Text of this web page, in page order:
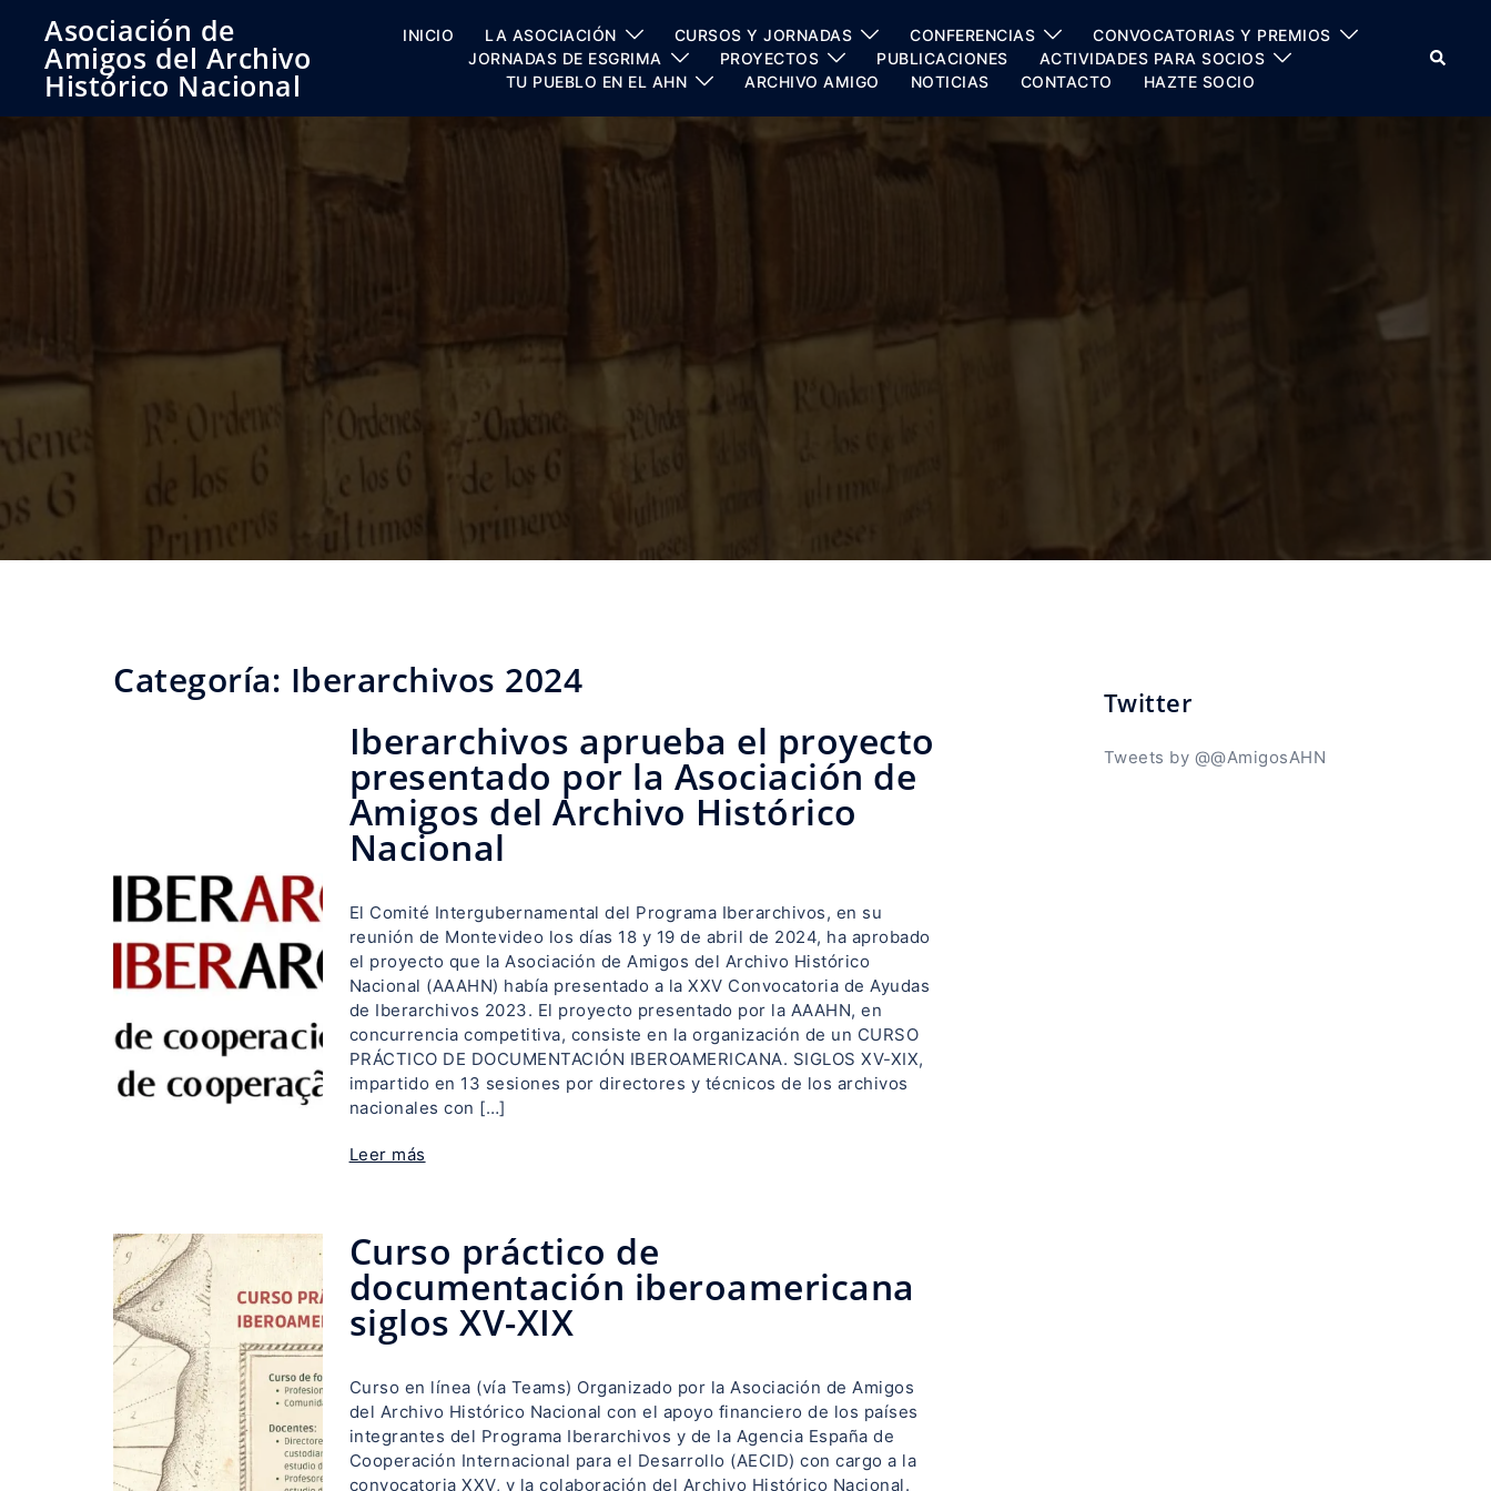
contenido
Asociación de
Amigos del Archivo
Histórico Nacional
INICIO LA ASOCIACIÓN CURSOS Y JORNADAS CONFERENCIAS
CONVOCATORIAS Y PREMIOS
JORNADAS DE ESGRIMA
PROYECTOS PUBLICACIONES
ACTIVIDADES PARA SOCIOS
TU PUEBLO EN EL AHN
ARCHIVO AMIGO NOTICIAS CONTACTO HAZTE SOCIO
Buscar
Categoría: Iberarchivos 2024
Iberarchivos aprueba el proyecto
presentado por la Asociación de
Amigos del Archivo Histórico
Nacional
El Comité Intergubernamental del Programa Iberarchivos, en su
reunión de Montevideo los días 18 y 19 de abril de 2024, ha aprobado
el proyecto que la Asociación de Amigos del Archivo Histórico
Nacional (AAAHN) había presentado a la XXV Convocatoria de Ayudas
de Iberarchivos 2023. El proyecto presentado por la AAAHN, en
concurrencia competitiva, consiste en la organización de un CURSO
PRÁCTICO DE DOCUMENTACIÓN IBEROAMERICANA. SIGLOS XV-XIX,
impartido en 13 sesiones por directores y técnicos de los archivos
nacionales con […]
Leer más
Curso práctico de
documentación iberoamericana
siglos XV-XIX
Curso en línea (vía Teams) Organizado por la Asociación de Amigos
del Archivo Histórico Nacional con el apoyo financiero de los países
integrantes del Programa Iberarchivos y de la Agencia España de
Cooperación Internacional para el Desarrollo (AECID) con cargo a la
convocatoria XXV, y la colaboración del Archivo Histórico Nacional.
Twitter
Tweets by @@AmigosAHN